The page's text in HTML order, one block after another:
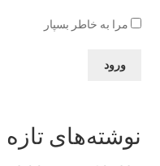
مرا به خاطر بسپار
نوشته‌های تازه